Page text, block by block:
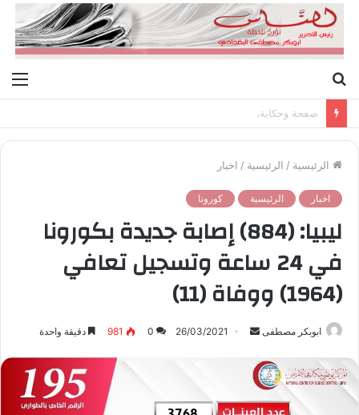
عن
صفحة وحكاية،
الرئيسية / الرئيسية / اخبار
اخبار الرئيسية كورونا
ليبيا: (884) إصابة جديدة بكورونا
في 24 ساعة وتسجيل تعافي
(1964) ووفاة (11)
ابوبكر مصطفى
ب
26/03/2021
0
981 دقيقة واحدة